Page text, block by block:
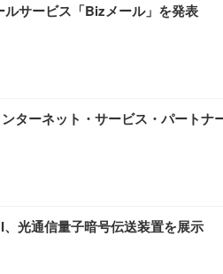
サービス「Bizメール」を発表
ターネット・サービス・パートナ
光通信量子暗号伝送装置を展示